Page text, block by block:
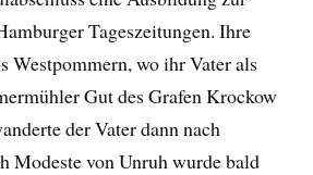
Tageszeitungen. Ihre
Westpommern, wo ihr Vater als
Gut des Grafen Krockow
der Vater dann nach
Modeste von Unruh wurde bald